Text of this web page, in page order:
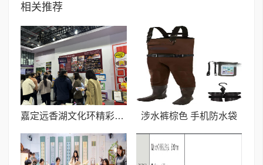
相关推荐
嘉定远香湖文化环精彩亮相长三角文博会 涉水裤棕色 手机防水袋